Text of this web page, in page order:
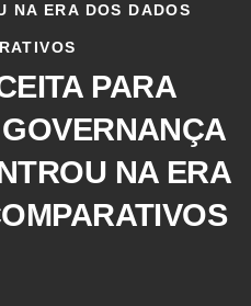
NA ERA DOS DADOS
PARA
NA ERA